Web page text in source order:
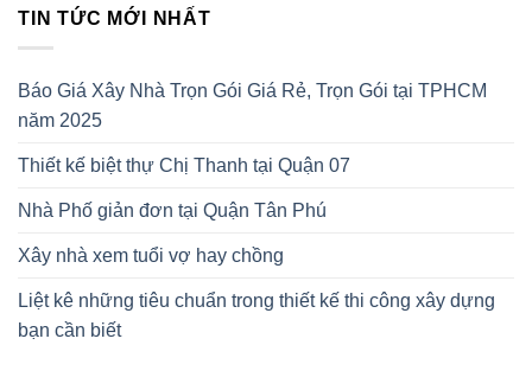
TIN TỨC MỚI NHẤT
Báo Giá Xây Nhà Trọn Gói Giá Rẻ, Trọn Gói tại TPHCM
năm 2025
Thiết kế biệt thự Chị Thanh tại Quận 07
Nhà Phố giản đơn tại Quận Tân Phú
Xây nhà xem tuổi vợ hay chồng
Liệt kê những tiêu chuẩn trong thiết kế thi công xây dựng
bạn cần biết